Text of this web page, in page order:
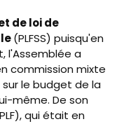
de loi de
(PLFSS) puisqu'en
l'Assemblée a
commission mixte
le budget de la
même. De son
qui était en